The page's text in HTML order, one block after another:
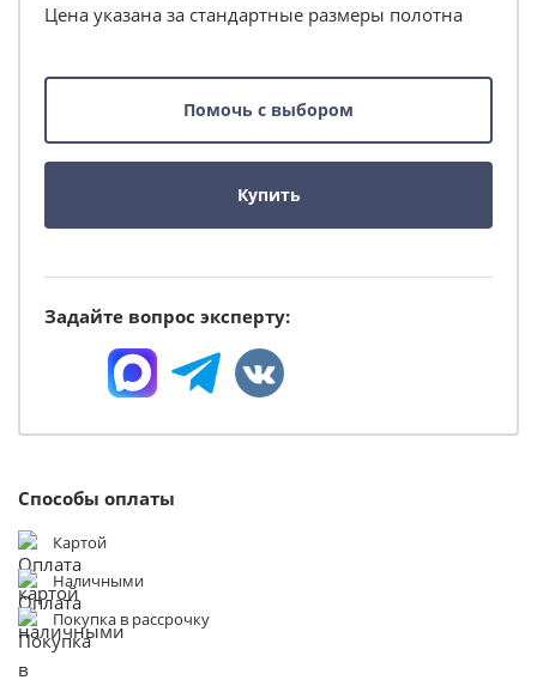
Цена указана за стандартные размеры полотна
Помочь с выбором
Купить
Задайте вопрос эксперту:
Способы оплаты
Картой
Наличными
Покупка в рассрочку